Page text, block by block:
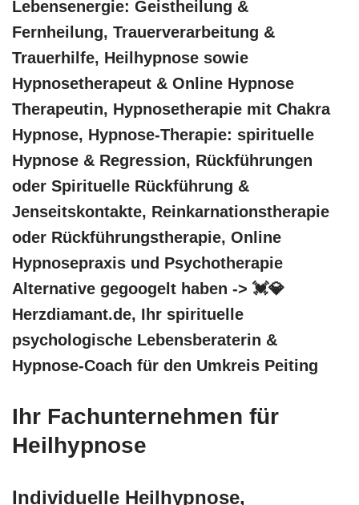
Lebensenergie: Geistheilung &
Fernheilung, Trauerverarbeitung &
Trauerhilfe, Heilhypnose sowie
Hypnosetherapeut & Online Hypnose
Therapeutin, Hypnosetherapie mit Chakra
Hypnose, Hypnose-Therapie: spirituelle
Hypnose & Regression, Rückführungen
oder Spirituelle Rückführung &
Jenseitskontakte, Reinkarnationstherapie
oder Rückführungstherapie, Online
Hypnosepraxis und Psychotherapie
Alternative gegoogelt haben -> 💓️💎
Herzdiamant.de, Ihr spirituelle
psychologische Lebensberaterin &
Hypnose-Coach für den Umkreis Peiting
Ihr Fachunternehmen für
Heilhypnose
Individuelle Heilhypnose,